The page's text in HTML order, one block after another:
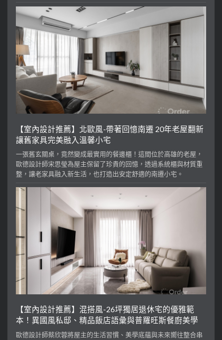
【室內設計推薦】北歐風-帶著回憶南遷 20年老屋翻新
讓舊家具完美融入溫馨小宅
一張舊玄關桌，竟然變成最實用的餐邊櫃！這間位於高雄的老屋，
歐德設計師宋思瑩為屋主保留了珍貴的回憶，透過系統櫃與材質重
整，讓老家具融入新生活，也打造出安定舒適的南遷小宅。
【室內設計推薦】混搭風-26坪獨居退休宅的優雅範
本！異國風私邸、精品飯店語彙與普羅旺斯餐廚美學
歐德設計師蔡欣蓉將屋主的生活習慣、美學底蘊與未來嚮往整合串